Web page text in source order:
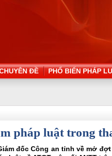
ĐỀ PHỔ BIẾN PHÁP
pháp luật trong
đốc Công an tỉnh về mở